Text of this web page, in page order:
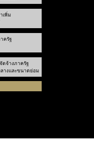
เพิ่ม
ครัฐ
ดจ้างภาครัฐ
างและขนาดย่อม